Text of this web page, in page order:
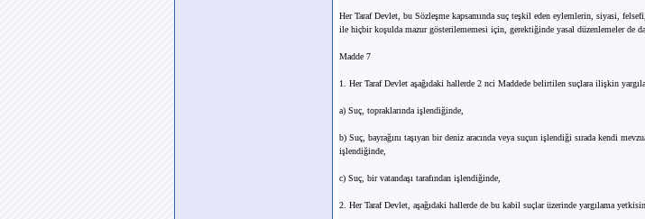
Her Taraf Devlet, bu Sözleşme kapsamında suç teşkil eden eylemlerin, siyasi,
ile hiçbir koşulda mazur gösterilememesi için, gerektiğinde yasal düzenlemeler de
Madde 7
1. Her Taraf Devlet aşağıdaki hallerde 2 nci Maddede belirtilen suçlara ilişkin
a) Suç, topraklarında işlendiğinde,
b) Suç, bayrağını taşıyan bir deniz aracında veya suçun işlendiği sırada kendi
işlendiğinde,
c) Suç, bir vatandaşı tarafından işlendiğinde,
2. Her Taraf Devlet, aşağıdaki hallerde de bu kabil suçlar üzerinde yargılama